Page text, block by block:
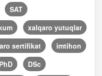
SAT
xalqaro yutuqlar
sertifikat
imtihon
PhD
DSc